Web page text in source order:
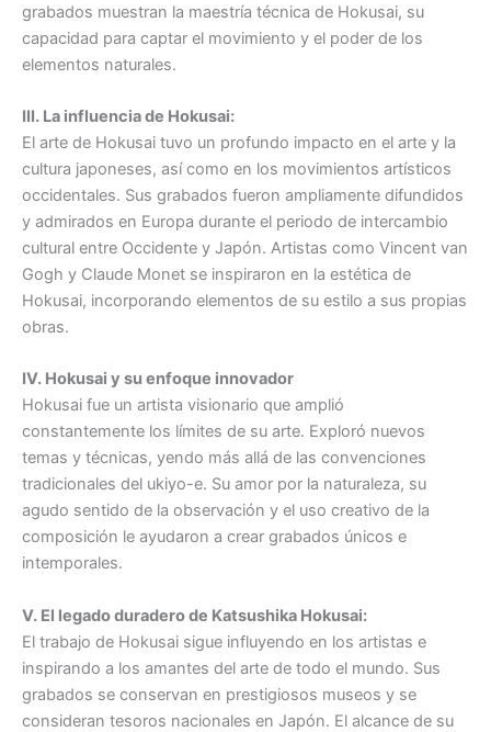
grabados muestran la maestría técnica de Hokusai, su
capacidad para captar el movimiento y el poder de los
elementos naturales.
III. La influencia de Hokusai:
El arte de Hokusai tuvo un profundo impacto en el arte y la
cultura japoneses, así como en los movimientos artísticos
occidentales. Sus grabados fueron ampliamente difundidos
y admirados en Europa durante el periodo de intercambio
cultural entre Occidente y Japón. Artistas como Vincent van
Gogh y Claude Monet se inspiraron en la estética de
Hokusai, incorporando elementos de su estilo a sus propias
obras.
IV. Hokusai y su enfoque innovador
Hokusai fue un artista visionario que amplió
constantemente los límites de su arte. Exploró nuevos
temas y técnicas, yendo más allá de las convenciones
tradicionales del ukiyo-e. Su amor por la naturaleza, su
agudo sentido de la observación y el uso creativo de la
composición le ayudaron a crear grabados únicos e
intemporales.
V. El legado duradero de Katsushika Hokusai:
El trabajo de Hokusai sigue influyendo en los artistas e
inspirando a los amantes del arte de todo el mundo. Sus
grabados se conservan en prestigiosos museos y se
consideran tesoros nacionales en Japón. El alcance de su